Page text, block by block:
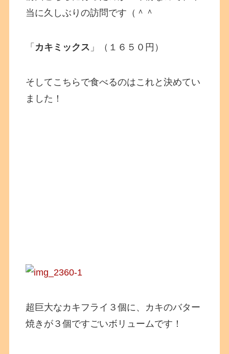
当に久しぶりの訪問です（＾＾
「 カキミックス 」（１６５０円）
そしてこちらで食べるのはこれと決めてい
ました！
超巨大なカキフライ３個に、カキのバター
焼きが３個ですごいボリュームです！